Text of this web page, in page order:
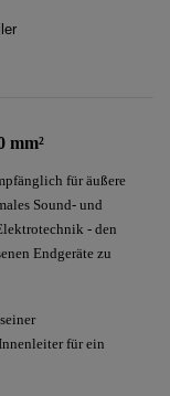
mm²
für äußere
Sound- und
- den
Endgeräte zu
für ein